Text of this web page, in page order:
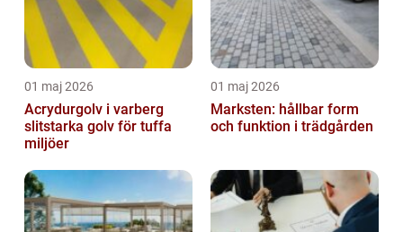
01 maj 2026
Acrydurgolv i varberg
slitstarka golv för tuffa
miljöer
01 maj 2026
Marksten: hållbar form
och funktion i trädgården